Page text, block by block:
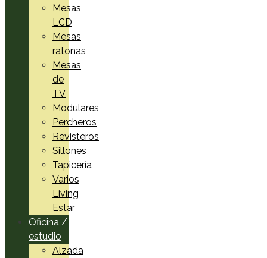
Mesas
LCD
Mesas
ratonas
Mesas
de
TV
Modulares
Percheros
Revisteros
Sillones
Tapicería
Varios
Living
Estar
Oficina /
estudio
Alzada